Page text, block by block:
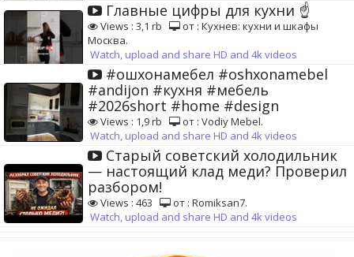
Главные цифры для кухни ☝️
Views : 3,1 rb
от : Кухнев: кухни и шкафы
Москва.
Watch, upload and share HD and 4k videos
#ошхонамебел #oshxonamebel
#andijon #кухня #мебель
#2026short #home #design
Views : 1,9 rb
от : Vodiy Mebel.
Watch, upload and share HD and 4k videos
Старый советский холодильник
— настоящий клад меди? Проверил
разбором!
Views : 463
от : Romiksan7.
Watch, upload and share HD and 4k videos